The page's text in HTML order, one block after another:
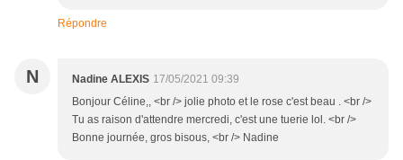
Répondre
N Nadine ALEXIS 17/05/2021 09:39
Bonjour Céline,, <br /> jolie photo et le rose c'est beau . <br />
Tu as raison d'attendre mercredi, c'est une tuerie lol. <br />
Bonne journée, gros bisous, <br /> Nadine